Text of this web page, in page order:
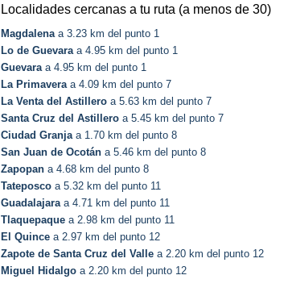
Localidades cercanas a tu ruta (a menos de 30)
Magdalenaa 3.23 km del punto 1
Lo de Guevaraa 4.95 km del punto 1
Guevaraa 4.95 km del punto 1
La Primaveraa 4.09 km del punto 7
La Venta del Astillero a 5.63 km del punto 7
Santa Cruz del Astillero a 5.45 km del punto 7
Ciudad Granjaa 1.70 km del punto 8
San Juan de Ocotán a 5.46 km del punto 8
Zapopan a 4.68 km del punto 8
Tateposco a 5.32 km del punto 11
Guadalajaraa 4.71 km del punto 11
Tlaquepaque a 2.98 km del punto 11
El Quince a 2.97 km del punto 12
Zapote de Santa Cruz del Valle a 2.20 km del punto 12
Miguel Hidalgo a 2.20 km del punto 12